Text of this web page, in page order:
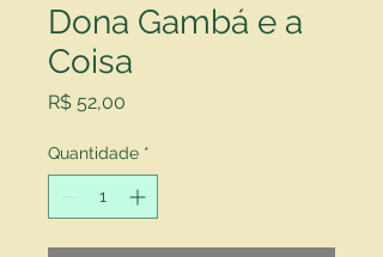
Dona Gambá e a
Coisa
R$ 52,00
Quantidade *